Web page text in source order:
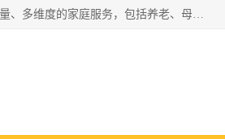
深圳市柏林家政有限公司是一家服务于深圳市民的专业家政公司。致力于为客户提供高质量、多维度的家庭服务，包括养老、母婴、月嫂育婴早教、康复理疗、家电清洗和保洁等方面的专业服务。